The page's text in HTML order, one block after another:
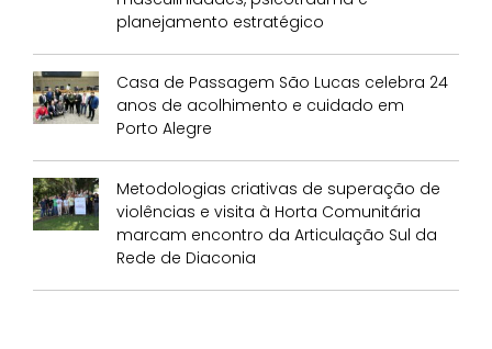
planejamento estratégico
Casa de Passagem São Lucas celebra 24
anos de acolhimento e cuidado em
Porto Alegre
Metodologias criativas de superação de
violências e visita à Horta Comunitária
marcam encontro da Articulação Sul da
Rede de Diaconia